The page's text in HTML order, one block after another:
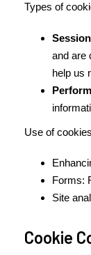
Types of
and are
help us
Use of
Forms:
Site
Cookie